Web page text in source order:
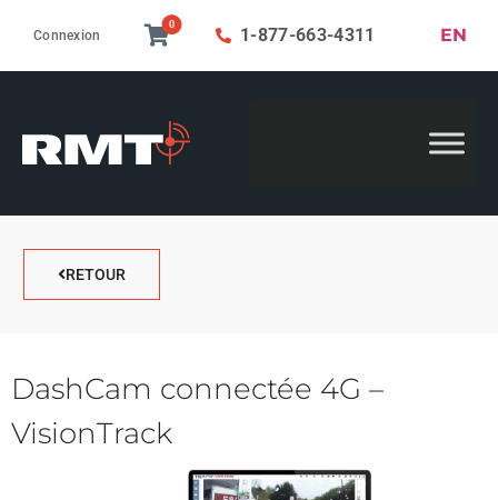
Connexion
0 1-877-663-4311 EN
RETOUR
DashCam connectée 4G –
VisionTrack